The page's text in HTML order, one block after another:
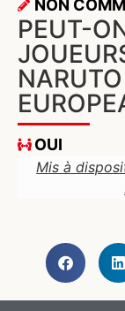
NON
PEUT-
OUI
Mis à